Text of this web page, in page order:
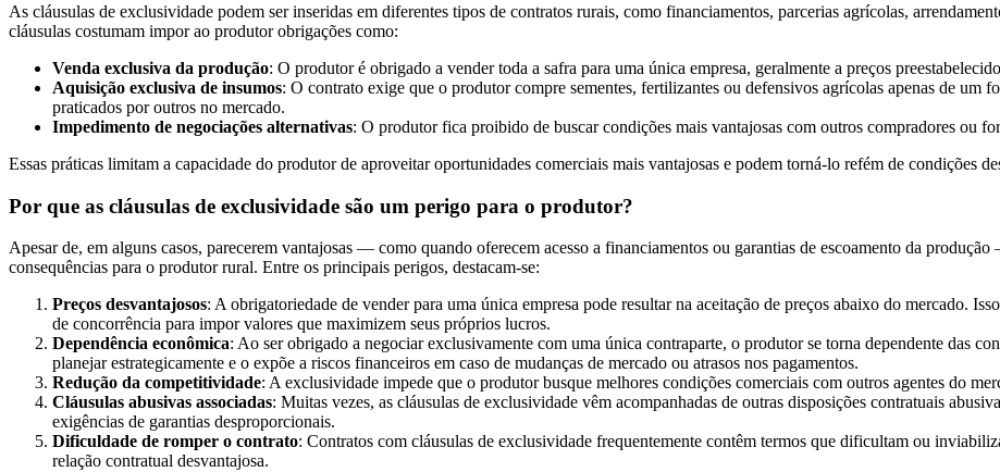
As cláusulas de exclusividade podem ser inseridas em diferentes tipos de contratos rurais, como financiamentos, parcerias agrícolas,
cláusulas costumam impor ao produtor obrigações como:
Venda exclusiva da produção: O produtor é obrigado a vender toda a safra para uma única empresa, geralmente a preços
Aquisição exclusiva de insumos: O contrato exige que o produtor compre sementes, fertilizantes ou defensivos agrícolas apenas de um
praticados por outros no mercado.
Impedimento de negociações alternativas: O produtor fica proibido de buscar condições mais vantajosas com outros compradores ou
Essas práticas limitam a capacidade do produtor de aproveitar oportunidades comerciais mais vantajosas e podem torná-lo refém de condições
Por que as cláusulas de exclusividade são um perigo para o produtor?
Apesar de, em alguns casos, parecerem vantajosas — como quando oferecem acesso a financiamentos ou garantias de escoamento da
consequências para o produtor rural. Entre os principais perigos, destacam-se:
Preços desvantajosos: A obrigatoriedade de vender para uma única empresa pode resultar na aceitação de preços abaixo do mercado.
de concorrência para impor valores que maximizem seus próprios lucros.
Dependência econômica: Ao ser obrigado a negociar exclusivamente com uma única contraparte, o produtor se torna dependente das
planejar estrategicamente e o expõe a riscos financeiros em caso de mudanças de mercado ou atrasos nos pagamentos.
Redução da competitividade: A exclusividade impede que o produtor busque melhores condições comerciais com outros agentes do
Cláusulas abusivas associadas: Muitas vezes, as cláusulas de exclusividade vêm acompanhadas de outras disposições contratuais
exigências de garantias desproporcionais.
Dificuldade de romper o contrato: Contratos com cláusulas de exclusividade frequentemente contêm termos que dificultam ou
relação contratual desvantajosa.